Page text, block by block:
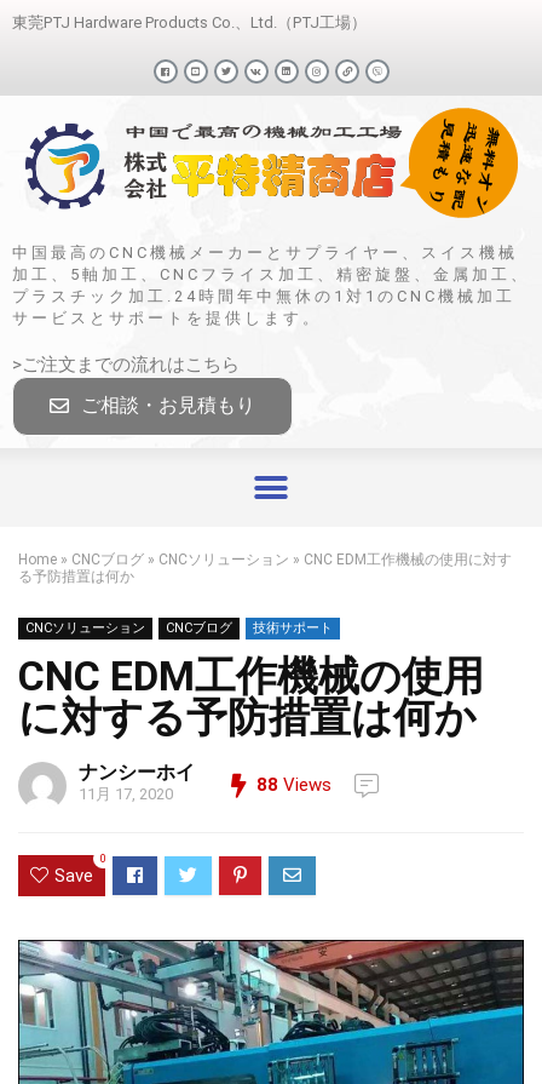
東莞PTJ Hardware Products Co.、Ltd.（PTJ工場）
中国最高のCNC機械メーカーとサプライヤー、スイス機械
加工、5軸加工、CNCフライス加工、精密旋盤、金属加工、
プラスチック加工.24時間年中無休の1対1のCNC機械加工
サービスとサポートを提供します。
>ご注文までの流れはこちら
ご相談・お見積もり
Home » CNCブログ » CNCソリューション » CNC EDM工作機械の使用に対す
る予防措置は何か
CNCソリューション CNCブログ 技術サポート
CNC EDM工作機械の使用
に対する予防措置は何か
ナンシーホイ
11月 17, 2020 88 Views
Save
0